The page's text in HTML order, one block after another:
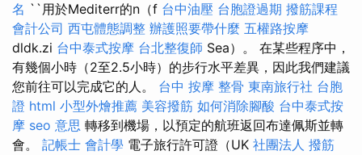
名 ``用於Mediterr的n（f 台中油壓 台胞證過期 撥筋課程
會計公司 西屯體態調整 辦護照要帶什麼 五權路按摩
dldk.zi 台中泰式按摩 台北整復師 Sea）。 在某些程序中，
有幾個小時（2至2.5小時）的步行水平差異，因此我們建議
您前往可以完成它的人。 台中 按摩 整骨 東南旅行社 台胞
證 html 小型外燴推薦 美容撥筋 如何消除腳酸 台中泰式按
摩 seo 意思 轉移到機場，以預定的航班返回布達佩斯並轉
會。 記帳士 會計學 電子旅行許可證（UK 社團法人 撥筋